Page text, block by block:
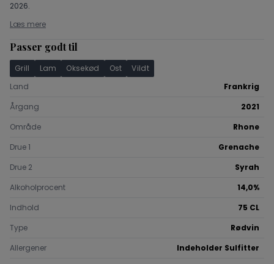
2026.
Læs mere
Passer godt til
Grill Lam Oksekød Ost
Vildt
Land
Frankrig
Årgang
2021
Område
Rhone
Drue 1
Grenache
Drue 2
Syrah
Alkoholprocent
14,0%
Indhold
75 CL
Type
Rødvin
Allergener
Indeholder Sulfitter